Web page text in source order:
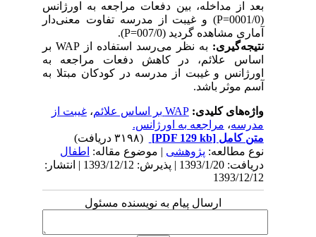
بعد از مداخله، بین دفعات مراجعه به اورژانس
(0001/0=P) و غیبت از مدرسه تفاوت معنی‌دار
آماری مشاهده گردید (007/0=P).
نتیجه‌گیری:
به نظر می‌رسد استفاده از WAP بر
اساس علائم، در کاهش دفعات مراجعه به
اورژانس و غیبت از مدرسه در کودکان مبتلا به
آسم موثر باشد.
واژه‌های کلیدی:WAP بر اساس علائم ،غیبت از
مدرسه،مراجعه به اورژانس.
متن کامل[PDF 129 kb]
نوع مطالعه:پژوهشی| موضوع مقاله:اطفال
دریافت: 1393/1/20 | پذیرش: 1393/12/12 | انتشار:
1393/12/12
ارسال پیام به نویسنده مسئول